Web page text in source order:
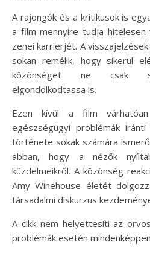
A rajongók és a kritikusok is
a film mennyire tudja
zenei karrierjét. A
sokan remélik, hogy sikerül
közönséget ne csak
elgondolkodtassa is.
Ezen kívül a film
egészségügyi problémák
története sokak számára
abban, hogy a nézők
küzdelmeikről. A közönség
Amy Winehouse életét
társadalmi diskurzus
A cikk nem helyettesíti az
problémák esetén